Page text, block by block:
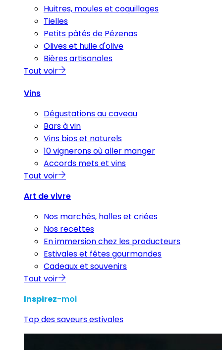
Huitres, moules et coquillages
Tielles
Petits pâtés de Pézenas
Olives et huile d'olive
Bières artisanales
Tout voir
Vins
Dégustations au caveau
Bars à vin
Vins bios et naturels
10 vignerons où aller manger
Accords mets et vins
Tout voir
Art de vivre
Nos marchés, halles et criées
Nos recettes
En immersion chez les producteurs
Estivales et fêtes gourmandes
Cadeaux et souvenirs
Tout voir
Inspirez-moi
Top des saveurs estivales